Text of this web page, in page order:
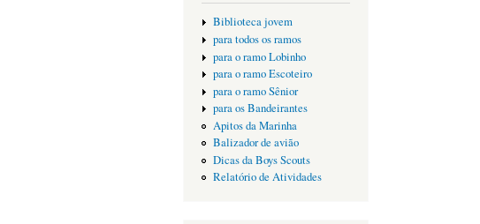
Biblioteca jovem
para todos os ramos
para o ramo Lobinho
para o ramo Escoteiro
para o ramo Sênior
para os Bandeirantes
Apitos da Marinha
Balizador de avião
Dicas da Boys Scouts
Relatório de Atividades